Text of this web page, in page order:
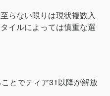
らない限りは現状複数入
イルによっては慎重な選
とでティア31以降が解放